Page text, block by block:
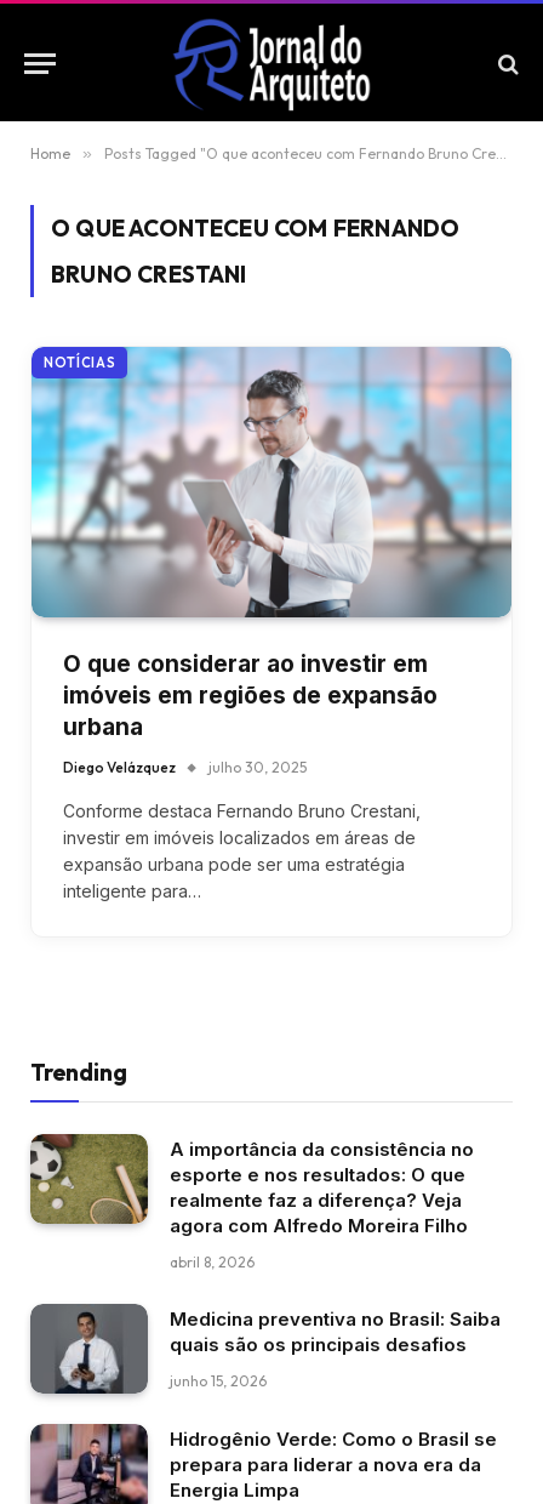
Home » Posts Tagged "O que aconteceu com Fernando Bruno Crestani"
O QUE ACONTECEU COM FERNANDO
BRUNO CRESTANI
NOTÍCIAS
O que considerar ao investir em
imóveis em regiões de expansão
urbana
Diego Velázquez julho 30, 2025
Conforme destaca Fernando Bruno Crestani,
investir em imóveis localizados em áreas de
expansão urbana pode ser uma estratégia
inteligente para…
Trending
A importância da consistência no
esporte e nos resultados: O que
realmente faz a diferença? Veja
agora com Alfredo Moreira Filho
abril 8, 2026
Medicina preventiva no Brasil: Saiba
quais são os principais desafios
junho 15, 2026
Hidrogênio Verde: Como o Brasil se
prepara para liderar a nova era da
Energia Limpa